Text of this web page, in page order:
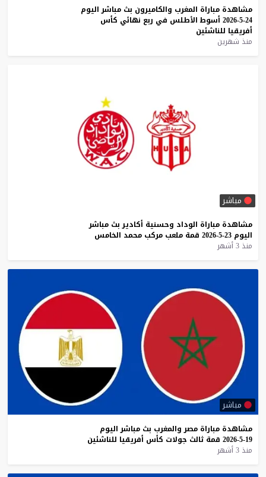
مشاهدة مباراة المغرب والكاميرون بث مباشر اليوم
24-5-2026
أسوط الأطلس في ربع نهائي كأس
أفريقيا للناشئين
منذ شهرين
مباشر
مشاهدة مباراة الوداد وحسنية أكادير بث مباشر
اليوم 23-5-2026 قمة ملعب مركب محمد الخامس
منذ 3 أشهر
مباشر
مشاهدة مباراة مصر والمغرب بث مباشر اليوم
19-5-2026
قمة ثالث جولات كأس أفريقيا للناشئين
منذ 3 أشهر